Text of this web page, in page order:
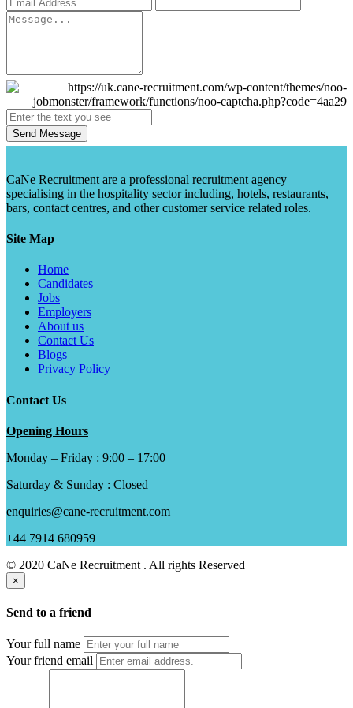
Send Message
CaNe Recruitment are a professional recruitment agency
specialising in the hospitality sector including, hotels, restaurants,
bars, contact centres, and other customer service related roles.
Site Map
Home
Candidates
Jobs
Employers
About us
Contact Us
Blogs
Privacy Policy
Contact Us
Opening Hours
Monday – Friday : 9:00 – 17:00
Saturday & Sunday : Closed
enquiries@cane-recruitment.com
+44 7914 680959
© 2020 CaNe Recruitment . All rights Reserved
×
Send to a friend
Your full name
Your friend email